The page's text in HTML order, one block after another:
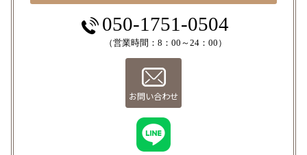
050-1751-0504
（営業時間：8：00～24：00）
お問い合わせ